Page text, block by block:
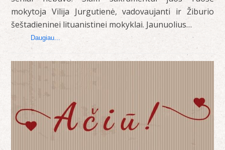
mokytoja Vilija Jurgutienė, vadovaujanti ir Žiburio
šeštadieninei lituanistinei mokyklai. Jaunuolius…
Daugiau...